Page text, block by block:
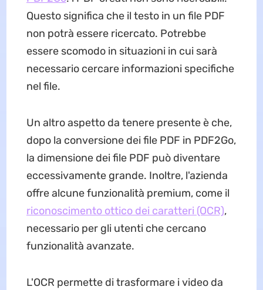
Questo significa che il testo in un file PDF
non potrà essere ricercato. Potrebbe
essere scomodo in situazioni in cui sarà
necessario cercare informazioni specifiche
nel file.
Un altro aspetto da tenere presente è che,
dopo la conversione dei file PDF in PDF2Go,
la dimensione dei file PDF può diventare
eccessivamente grande. Inoltre, l'azienda
offre alcune funzionalità premium, come il
riconoscimento ottico dei caratteri (OCR),
necessario per gli utenti che cercano
funzionalità avanzate.
L'OCR permette di trasformare i video da